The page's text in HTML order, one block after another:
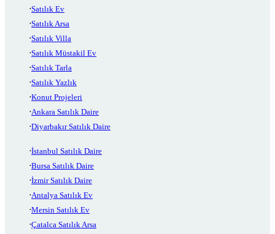
Satılık Ev
Satılık Arsa
Satılık Villa
Satılık Müstakil Ev
Satılık Tarla
Satılık Yazlık
Konut Projeleri
Ankara Satılık Daire
Diyarbakır Satılık Daire
İstanbul Satılık Daire
Bursa Satılık Daire
İzmir Satılık Daire
Antalya Satılık Ev
Mersin Satılık Ev
Çatalca Satılık Arsa